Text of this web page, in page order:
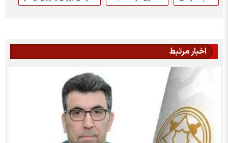
اخبار مرتبط